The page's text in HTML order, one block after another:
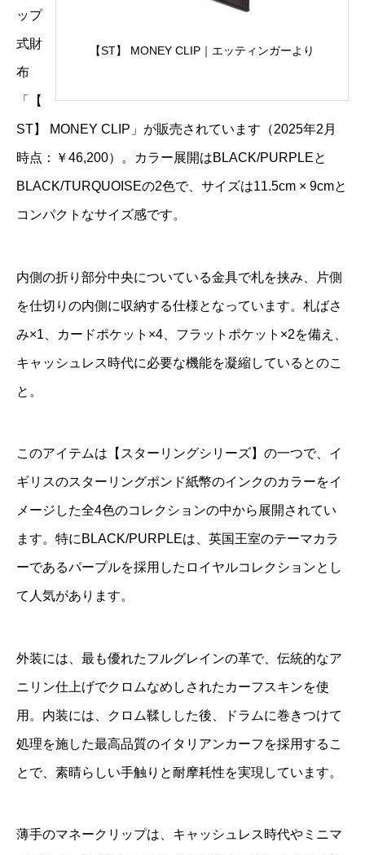
【ST】 MONEY CLIP｜エッティンガーより
ップ
式財
布
「【
ST】 MONEY CLIP」が販売されています（2025年2月
時点：￥46,200）。カラー展開はBLACK/PURPLEと
BLACK/TURQUOISEの2色で、サイズは11.5cm × 9cmと
コンパクトなサイズ感です。
内側の折り部分中央についている金具で札を挟み、片側
を仕切りの内側に収納する仕様となっています。札ばさ
み×1、カードポケット×4、フラットポケット×2を備え、
キャッシュレス時代に必要な機能を凝縮しているとのこ
と。
このアイテムは【スターリングシリーズ】の一つで、イ
ギリスのスターリングポンド紙幣のインクのカラーをイ
メージした全4色のコレクションの中から展開されてい
ます。特にBLACK/PURPLEは、英国王室のテーマカラ
ーであるパープルを採用したロイヤルコレクションとし
て人気があります。
外装には、最も優れたフルグレインの革で、伝統的なア
ニリン仕上げでクロムなめしされたカーフスキンを使
用。内装には、クロム鞣しした後、ドラムに巻きつけて
処理を施した最高品質のイタリアンカーフを採用するこ
とで、素晴らしい手触りと耐摩耗性を実現しています。
薄手のマネークリップは、キャッシュレス時代やミニマ